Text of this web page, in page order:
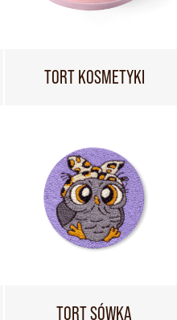
TORT KOSMETYKI
TORT SÓWKA